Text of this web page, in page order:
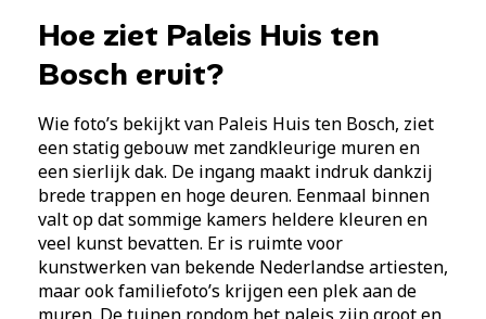
Hoe ziet Paleis Huis ten
Bosch eruit?
Wie foto’s bekijkt van Paleis Huis ten Bosch, ziet
een statig gebouw met zandkleurige muren en
een sierlijk dak. De ingang maakt indruk dankzij
brede trappen en hoge deuren. Eenmaal binnen
valt op dat sommige kamers heldere kleuren en
veel kunst bevatten. Er is ruimte voor
kunstwerken van bekende Nederlandse artiesten,
maar ook familiefoto’s krijgen een plek aan de